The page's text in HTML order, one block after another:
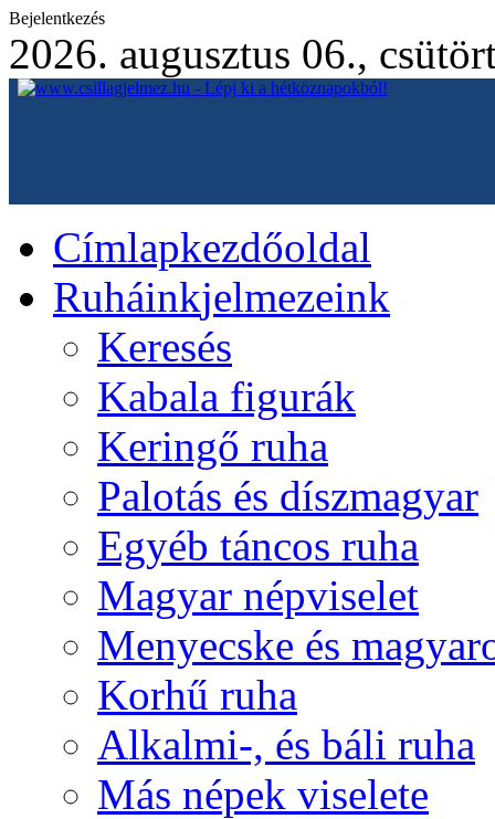
Bejelentkezés
2026. augusztus 06.,
Címlapkezdőoldal
Ruháinkjelmezeink
Keresés
Kabala figurák
Keringő ruha
Palotás és díszmagyar
Egyéb táncos ruha
Magyar népviselet
Menyecske és
Korhű ruha
Alkalmi-, és báli ruha
Más népek viselete